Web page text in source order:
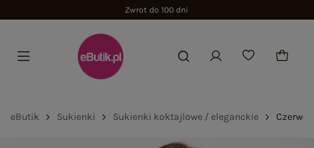
Zwrot do 100 dni
eButik Sukienki Sukienki koktajlowe / eleganckie